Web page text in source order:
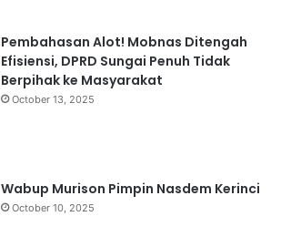
Pembahasan Alot! Mobnas Ditengah
Efisiensi, DPRD Sungai Penuh Tidak
Berpihak ke Masyarakat
October 13, 2025
Wabup Murison Pimpin Nasdem Kerinci
October 10, 2025